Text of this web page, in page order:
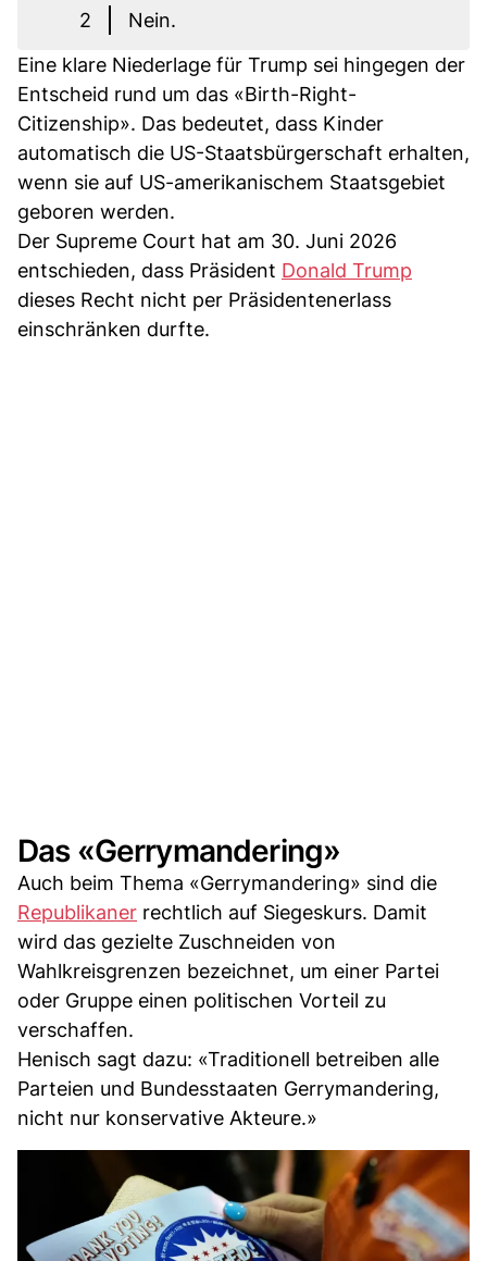
2
Nein.
Eine klare Niederlage für Trump sei hingegen der
Entscheid rund um das «Birth-Right-
Citizenship». Das bedeutet, dass Kinder
automatisch die US-Staatsbürgerschaft erhalten,
wenn sie auf US-amerikanischem Staatsgebiet
geboren werden.
Der Supreme Court hat am 30. Juni 2026
entschieden, dass Präsident Donald Trump
dieses Recht nicht per Präsidentenerlass
einschränken durfte.
Das «Gerrymandering»
Auch beim Thema «Gerrymandering» sind die
Republikaner rechtlich auf Siegeskurs. Damit
wird das gezielte Zuschneiden von
Wahlkreisgrenzen bezeichnet, um einer Partei
oder Gruppe einen politischen Vorteil zu
verschaffen.
Henisch sagt dazu: «Traditionell betreiben alle
Parteien und Bundesstaaten Gerrymandering,
nicht nur konservative Akteure.»